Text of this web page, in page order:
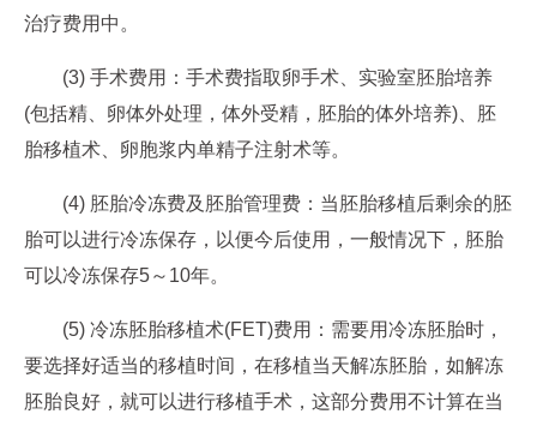
治疗费用中。
(3) 手术费用：手术费指取卵手术、实验室胚胎培养
(包括精、卵体外处理，体外受精，胚胎的体外培养)、胚
胎移植术、卵胞浆内单精子注射术等。
(4) 胚胎冷冻费及胚胎管理费：当胚胎移植后剩余的胚
胎可以进行冷冻保存，以便今后使用，一般情况下，胚胎
可以冷冻保存5～10年。
(5) 冷冻胚胎移植术(FET)费用：需要用冷冻胚胎时，
要选择好适当的移植时间，在移植当天解冻胚胎，如解冻
胚胎良好，就可以进行移植手术，这部分费用不计算在当